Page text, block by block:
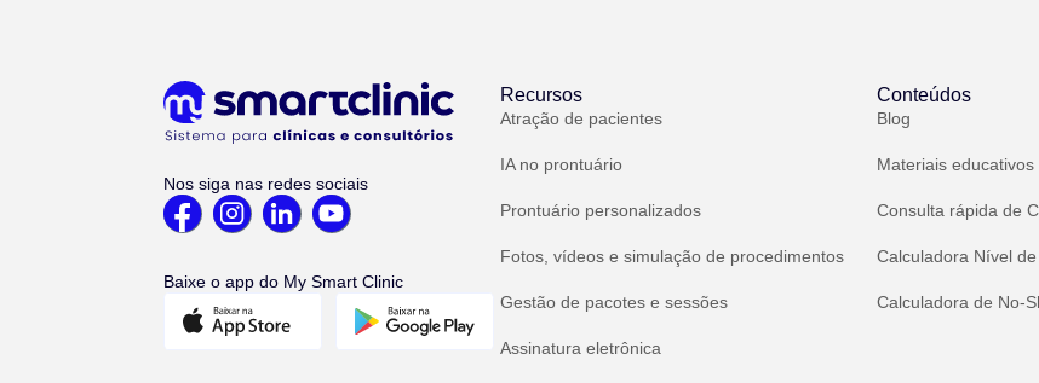
Nos siga nas redes sociais
Baixe o app do My Smart Clinic
Recursos
Atração de pacientes
IA no prontuário
Prontuário personalizados
Fotos, vídeos e simulação de procedimentos
Gestão de pacotes e sessões
Assinatura eletrônica
Conteúdos
Blog
Materiais educativos
Consulta rápida de
Calculadora Nível
Calculadora de No-